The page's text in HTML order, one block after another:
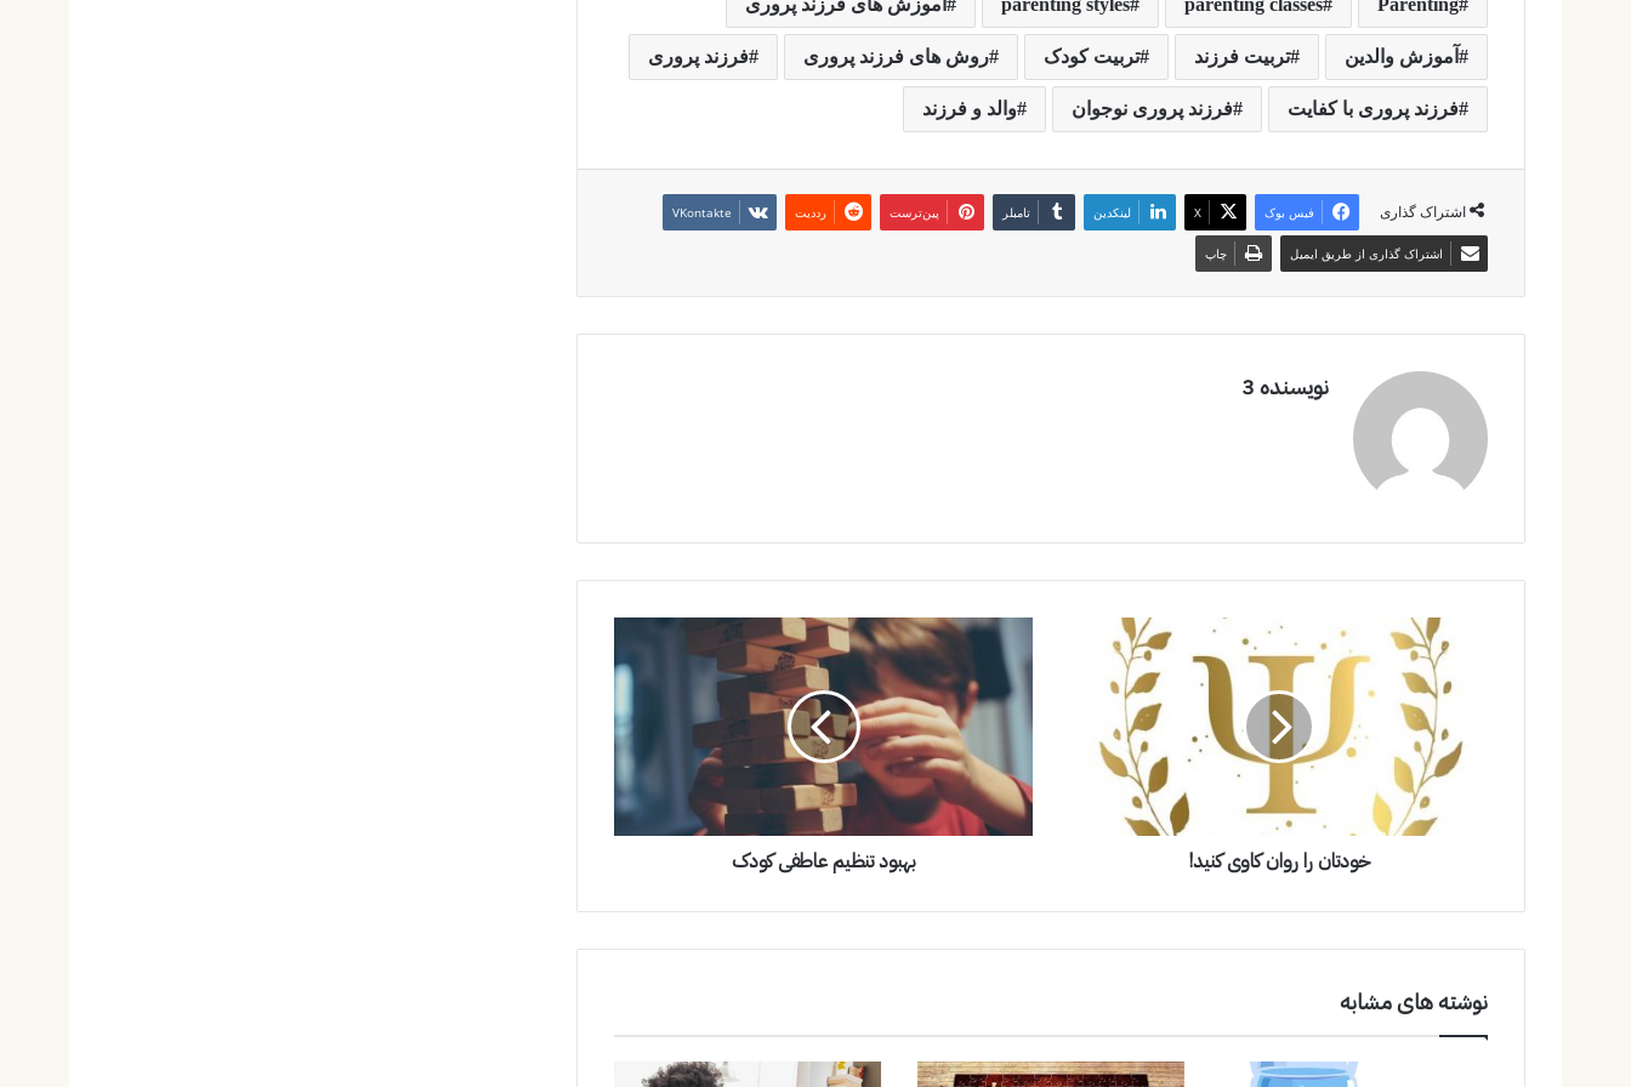
Parenting
parenting classes
parenting styles آموزش های فرزند پروری
آموزش والدین تربیت فرزند تربیت کودک روش های فرزند پروری فرزند پروری
فرزند پروری با کفایت فرزند پروری نوجوان والد و فرزند
اشتراک گذاری فیس بوک X لینکدین ‫تامبلر ‫پین‌ترست ‫رددیت ‫VKontakte
اشتراک گذاری از طریق ایمیل چاپ
نویسنده 3
خودتان را روان کاوی کنید! بهبود تنظیم عاطفی کودک
نوشته های مشابه